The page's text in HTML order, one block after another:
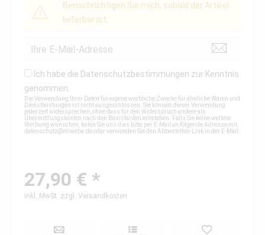
Benachrichtigen Sie mich, sobald der Artikel
lieferbar ist.
Ich habe die Datenschutzbestimmungen zur Kenntnis
genommen.
Die Verwendung Ihrer Daten für eigene werbliche Zwecke für ähnliche Waren und
Dienstleistungen ist nicht ausgeschlossen. Sie können dieser Verwendung
jederzeit widersprechen, ohne dass für den Widerspruch andere als
Übermittlungskosten nach den Basistarifen entstehen. Falls Sie keine weitere
Werbung wünschen, teilen Sie uns dies bitte per E-Mail an folgende Adresse mit:
datenschutz@miweba.deoder verwenden Sie den Abbestellen-Link in der E-Mail.
27,90 € *
inkl. MwSt. zzgl. Versandkosten